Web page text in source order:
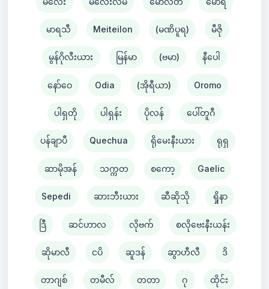
မာရသီ Meiteilon (မဏိပူရ) မီဇို
မွန်ဂိုလီးယား မြန်မာ (ဗမာ) နီပေါ
နော်ဝေ Odia (အိုရီယာ) Oromo
ပါရှတို ပါရှန်း ပိုလန် ပေါ်တူဂီ
ပန်ချာပီ Quechua ရိုမေးနီးယား ရုရှ
ဆာမိုအန် သက္ကတ စကော့ Gaelic
Sepedi ဆားဘီးယား ဆီဆိုသို ရှိုနာ
ဒြီ ဆင်ဟာလ လိုဗက် စလိုဗေးနီးယန်း
ဆိုမာလီ ငပိ ဆူဒန် ဆွာဟီလီ ဒိ
တာဂျစ် တမီလ် တတာ ဂု ထိုင်း